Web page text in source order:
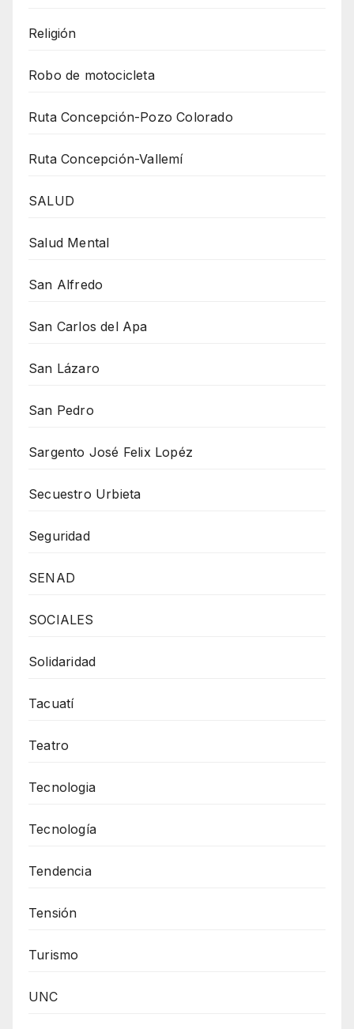
Religión
Robo de motocicleta
Ruta Concepción-Pozo Colorado
Ruta Concepción-Vallemí
SALUD
Salud Mental
San Alfredo
San Carlos del Apa
San Lázaro
San Pedro
Sargento José Felix Lopéz
Secuestro Urbieta
Seguridad
SENAD
SOCIALES
Solidaridad
Tacuatí
Teatro
Tecnologia
Tecnología
Tendencia
Tensión
Turismo
UNC